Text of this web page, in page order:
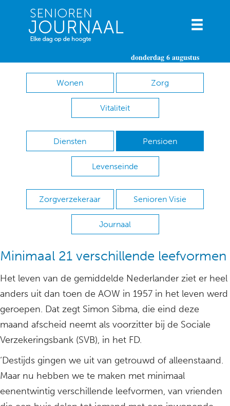
donderdag 6 augustus
Wonen Zorg
Vitaliteit
Diensten Pensioen
Levenseinde
Zorgverzekeraar Senioren Visie
Journaal
Minimaal 21 verschillende leefvormen
Het leven van de gemiddelde Nederlander ziet er heel
anders uit dan toen de AOW in 1957 in het leven werd
geroepen. Dat zegt Simon Sibma, die eind deze
maand afscheid neemt als voorzitter bij de Sociale
Verzekeringsbank (SVB), in het FD.
‘Destijds gingen we uit van getrouwd of alleenstaand.
Maar nu hebben we te maken met minimaal
eenentwintig verschillende leefvormen, van vrienden